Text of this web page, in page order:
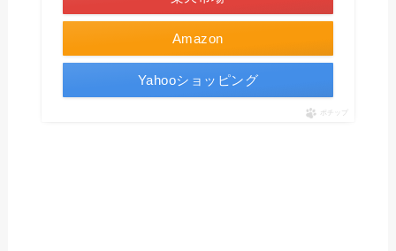
Amazon
Yahooショッピング
ポチップ